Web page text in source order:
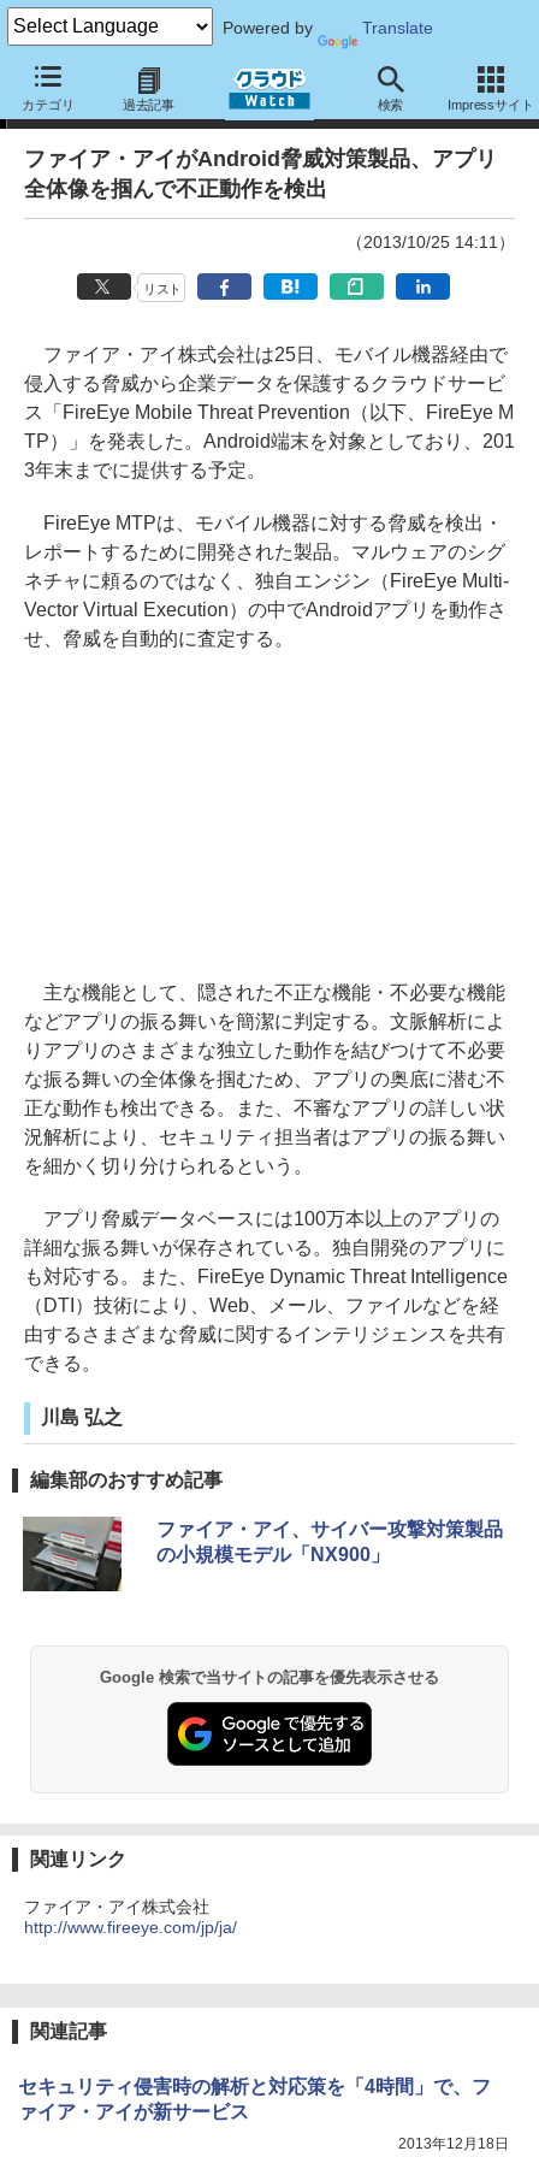
Powered by Translate
カテゴリ 過去記事 検索 Impressサイト
ニュース
ファイア・アイがAndroid脅威対策製品、アプリ
全体像を掴んで不正動作を検出
（2013/10/25 14:11）
リスト
ファイア・アイ株式会社は25日、モバイル機器経由で
侵入する脅威から企業データを保護するクラウドサービ
ス「FireEye Mobile Threat Prevention（以下、FireEye M
TP）」を発表した。Android端末を対象としており、201
3年末までに提供する予定。
FireEye MTPは、モバイル機器に対する脅威を検出・
レポートするために開発された製品。マルウェアのシグ
ネチャに頼るのではなく、独自エンジン（FireEye Multi-
Vector Virtual Execution）の中でAndroidアプリを動作さ
せ、脅威を自動的に査定する。
主な機能として、隠された不正な機能・不必要な機能
などアプリの振る舞いを簡潔に判定する。文脈解析によ
りアプリのさまざまな独立した動作を結びつけて不必要
な振る舞いの全体像を掴むため、アプリの奥底に潜む不
正な動作も検出できる。また、不審なアプリの詳しい状
況解析により、セキュリティ担当者はアプリの振る舞い
を細かく切り分けられるという。
アプリ脅威データベースには100万本以上のアプリの
詳細な振る舞いが保存されている。独自開発のアプリに
も対応する。また、FireEye Dynamic Threat Intelligence
（DTI）技術により、Web、メール、ファイルなどを経
由するさまざまな脅威に関するインテリジェンスを共有
できる。
川島 弘之
編集部のおすすめ記事
ファイア・アイ、サイバー攻撃対策製品
の小規模モデル「NX900」
Google 検索で当サイトの記事を優先表示させる
関連リンク
ファイア・アイ株式会社
http://www.fireeye.com/jp/ja/
関連記事
セキュリティ侵害時の解析と対応策を「4時間」で、フ
ァイア・アイが新サービス
2013年12月18日